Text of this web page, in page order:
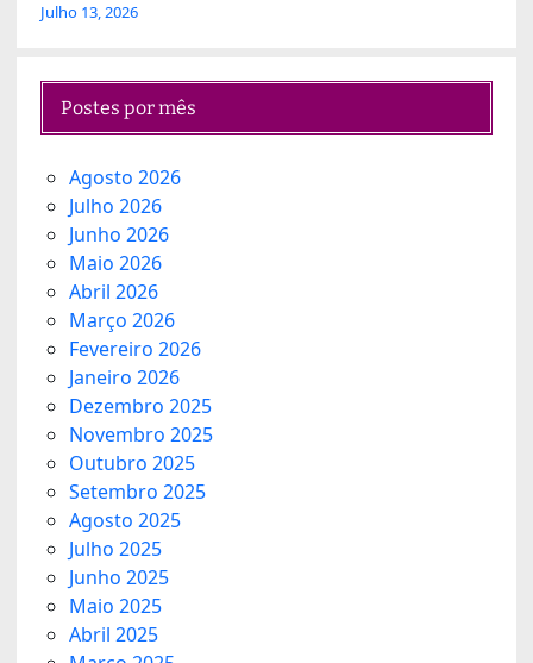
Julho 13, 2026
Postes por mês
Agosto 2026
Julho 2026
Junho 2026
Maio 2026
Abril 2026
Março 2026
Fevereiro 2026
Janeiro 2026
Dezembro 2025
Novembro 2025
Outubro 2025
Setembro 2025
Agosto 2025
Julho 2025
Junho 2025
Maio 2025
Abril 2025